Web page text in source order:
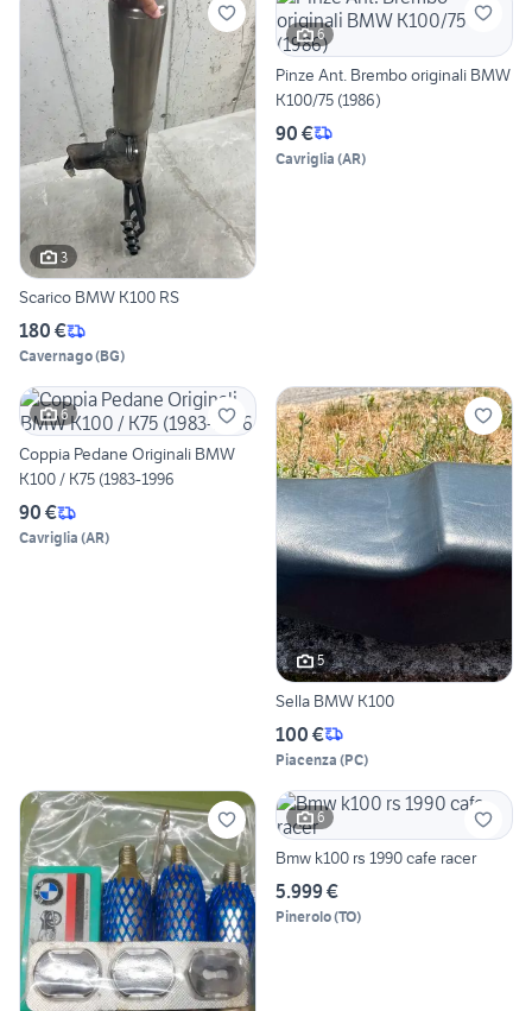
3
Scarico BMW K100 RS
180 €
Cavernago(BG)
6
Pinze Ant. Brembo originali BMW
K100/75 (1986)
90 €
Cavriglia (AR)
6
Coppia Pedane Originali BMW
K100 / K75 (1983-1996
90 €
Cavriglia (AR)
5
Sella BMW K100
100 €
Piacenza (PC)
6
Bmw k100 rs 1990 cafe racer
5.999 €
Pinerolo(TO)